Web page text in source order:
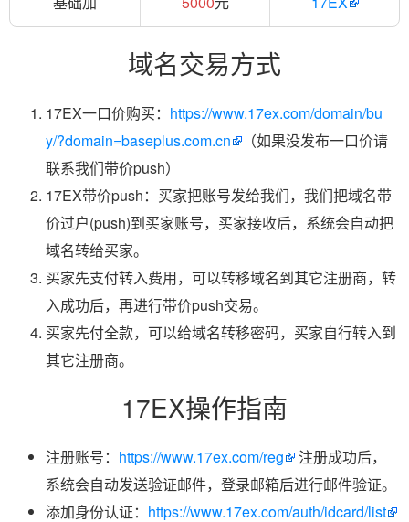
域名交易方式
17EX一口价购买： https://www.17ex.com/domain/bu
y/?domain=baseplus.com.cn
（如果没发布一口价请
联系我们带价push）
17EX带价push：买家把账号发给我们，我们把域名带
价过户(push)到买家账号，买家接收后，系统会自动把
域名转给买家。
买家先支付转入费用，可以转移域名到其它注册商，转
入成功后，再进行带价push交易。
买家先付全款，可以给域名转移密码，买家自行转入到
其它注册商。
17EX操作指南
注册账号： https://www.17ex.com/reg
注册成功后，
系统会自动发送验证邮件，登录邮箱后进行邮件验证。
添加身份认证： https://www.17ex.com/auth/idcard/list